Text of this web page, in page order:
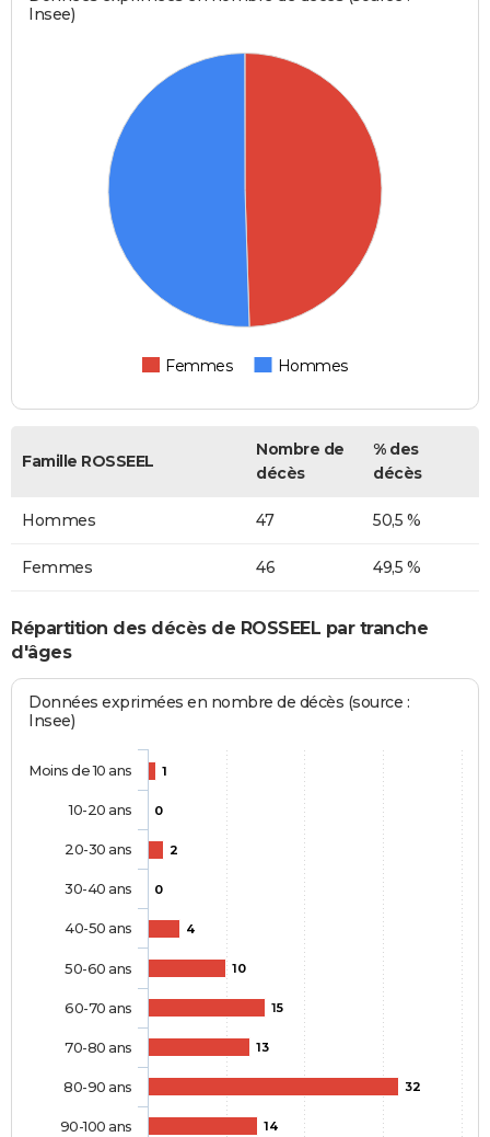
Insee)
Femmes Hommes
Famille ROSSEEL
Nombre de
décès
% des
décès
Hommes 47 50,5 %
Femmes 46 49,5 %
Répartition des décès de ROSSEEL par tranche
d'âges
Données exprimées en nombre de décès (source :
Insee)
1
0
2
0
4
10
15
13
32
14
Moins de 10 ans
10-20 ans
20-30 ans
30-40 ans
40-50 ans
50-60 ans
60-70 ans
70-80 ans
80-90 ans
90-100 ans